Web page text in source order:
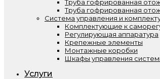
Труба гофрированная
Труба гофрированная
Система управления и
Комплектующие к
Регулирующая аппаратура
Крепежные элементы
Монтажные коробки
Шкафы управления
Услуги